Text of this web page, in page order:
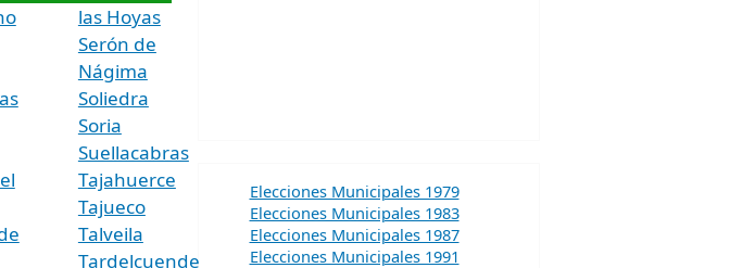
las Hoyas
Serón de
Nágima
Soliedra
Soria
Suellacabras
Tajahuerce
Tajueco
Talveila
Tardelcuende
Elecciones Municipales 1979
Elecciones Municipales 1983
Elecciones Municipales 1987
Elecciones Municipales 1991